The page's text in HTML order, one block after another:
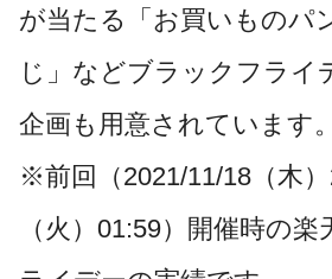
が当たる「お買いものパ
じ」などブラックフライ
企画も用意されています。
※前回（2021/11/18（木
（火）01:59）開催時の